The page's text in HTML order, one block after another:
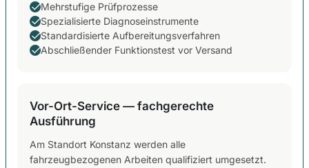
Mehrstufige Prüfprozesse
Spezialisierte Diagnoseinstrumente
Standardisierte Aufbereitungsverfahren
Abschließender Funktionstest vor Versand
Vor-Ort-Service — fachgerechte
Ausführung
Am Standort Konstanz werden alle
fahrzeugbezogenen Arbeiten qualifiziert umgesetzt.